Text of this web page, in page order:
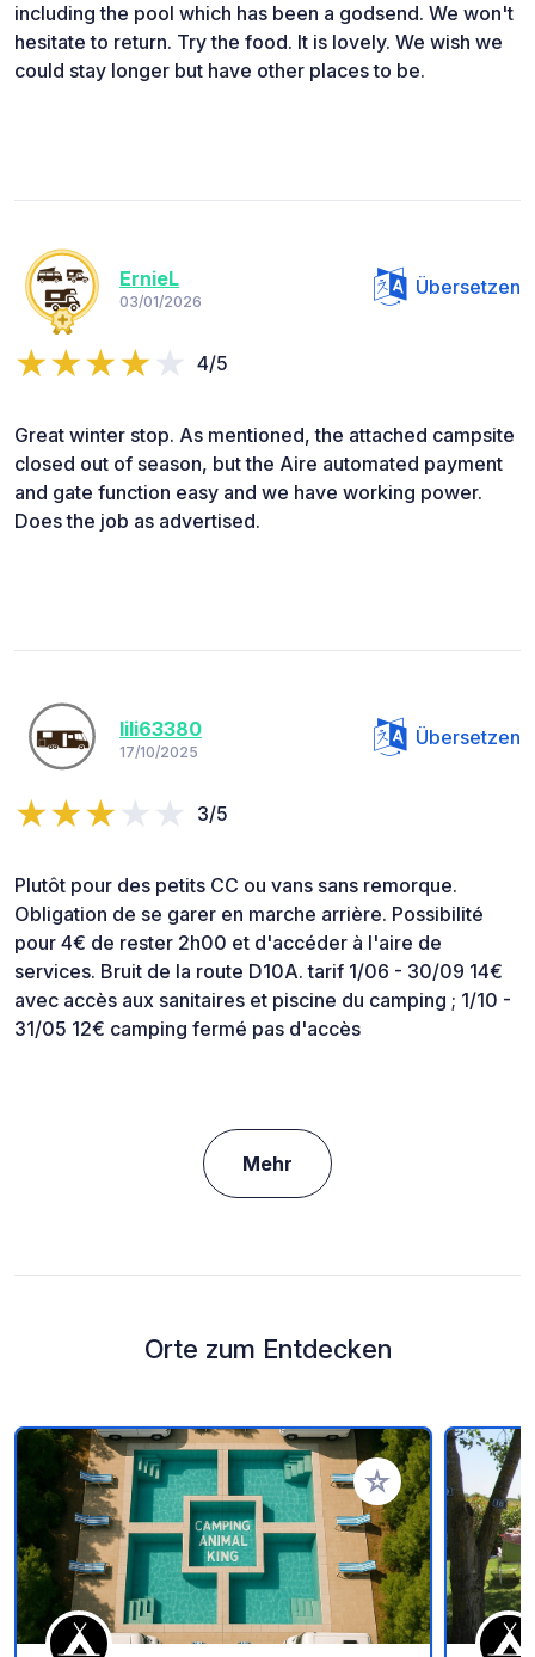
including the pool which has been a godsend. We won't
hesitate to return. Try the food. It is lovely. We wish we
could stay longer but have other places to be.
ErnieL
03/01/2026
Übersetzen
4/5
Great winter stop. As mentioned, the attached campsite
closed out of season, but the Aire automated payment
and gate function easy and we have working power.
Does the job as advertised.
lili63380
17/10/2025
Übersetzen
3/5
Plutôt pour des petits CC ou vans sans remorque.
Obligation de se garer en marche arrière. Possibilité
pour 4€ de rester 2h00 et d'accéder à l'aire de
services. Bruit de la route D10A. tarif 1/06 - 30/09 14€
avec accès aux sanitaires et piscine du camping ; 1/10 -
31/05 12€ camping fermé pas d'accès
Mehr
Orte zum Entdecken
Zu Ihren Favoriten